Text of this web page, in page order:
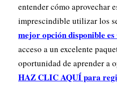
entender cómo aprovechar
imprescindible utilizar los
mejor opción disponible
acceso a un excelente
oportunidad de aprender a
HAZ CLIC AQUÍ para